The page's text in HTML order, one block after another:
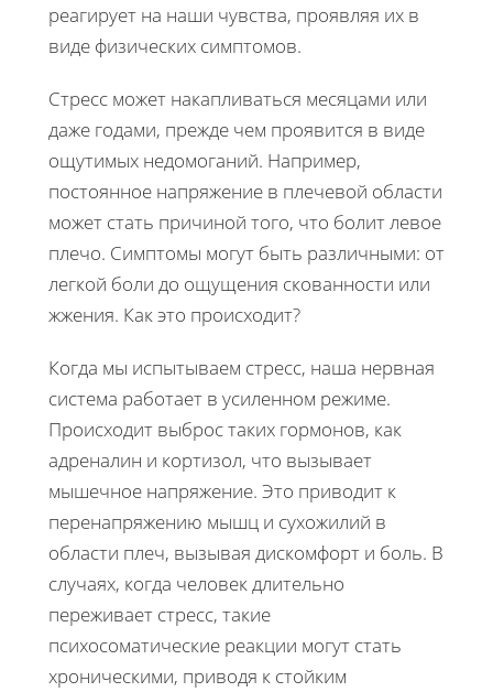
реагирует на наши чувства, проявляя их в
виде физических симптомов.
Стресс может накапливаться месяцами или
даже годами, прежде чем проявится в виде
ощутимых недомоганий. Например,
постоянное напряжение в плечевой области
может стать причиной того, что болит левое
плечо. Симптомы могут быть различными: от
легкой боли до ощущения скованности или
жжения. Как это происходит?
Когда мы испытываем стресс, наша нервная
система работает в усиленном режиме.
Происходит выброс таких гормонов, как
адреналин и кортизол, что вызывает
мышечное напряжение. Это приводит к
перенапряжению мышц и сухожилий в
области плеч, вызывая дискомфорт и боль. В
случаях, когда человек длительно
переживает стресс, такие
психосоматические реакции могут стать
хроническими, приводя к стойким